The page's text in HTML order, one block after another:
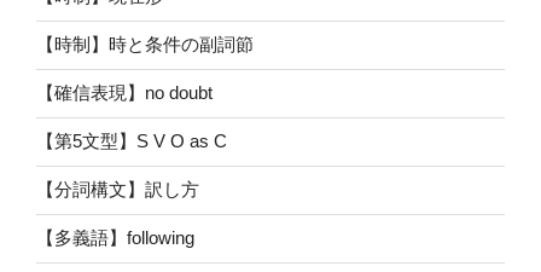
【時制】時と条件の副詞節
【確信表現】no doubt
【第5文型】S V O as C
【分詞構文】訳し方
【多義語】following